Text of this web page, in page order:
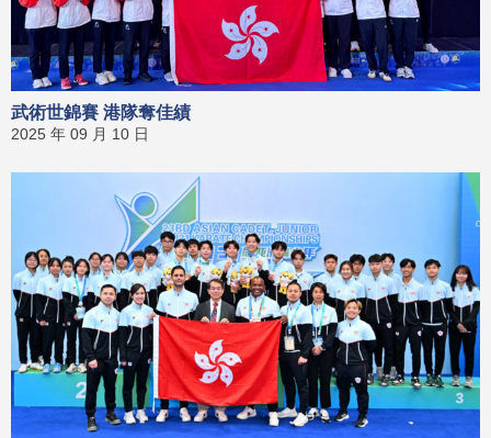
武術世錦賽 港隊奪佳績
2025 年 09 月 10 日